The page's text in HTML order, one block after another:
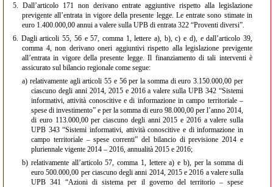
5. Dall’articolo 171 non derivano entrate aggiuntive rispetto alla legislazione
previgente all’entrata in vigore della presente legge. Le entrate sono stimate in
euro 1.400.000,00 annui a valere sulla UPB di entrata 322 “Proventi diversi”.
6. Dagli articoli 55, 56 e 57, comma 1, lettere a), b), c) e d), e dall’articolo 39,
comma 4, non derivano oneri aggiuntivi rispetto alla legislazione previgente
all’entrata in vigore della presente legge. Il finanziamento di tali interventi è
assicurato sul bilancio regionale come segue:
a) relativamente agli articoli 55 e 56 per la somma di euro 3.150.000,00 per
ciascuno degli anni 2014, 2015 e 2016 a valere sulla UPB 342 “Sistemi
informativi, attività conoscitive e di informazione in campo territoriale –
spese di investimento” e per la somma di euro 98.000,00 per l’anno 2014,
di euro 113.000,00 per ciascuno degli anni 2015 e 2016 a valere sulla
UPB 343 “Sistemi informativi, attività conoscitive e di informazione in
campo territoriale – spese correnti” del bilancio di previsione 2014 e
pluriennale vigente 2014 – 2016, annualità 2015 e 2016;
b) relativamente all’articolo 57, comma 1, lettere a) e b), per la somma di
euro 500.000,00 per ciascuno degli anni 2014, 2015 e 2016 a valere sulla
UPB 341 “Azioni di sistema per il governo del territorio – spese